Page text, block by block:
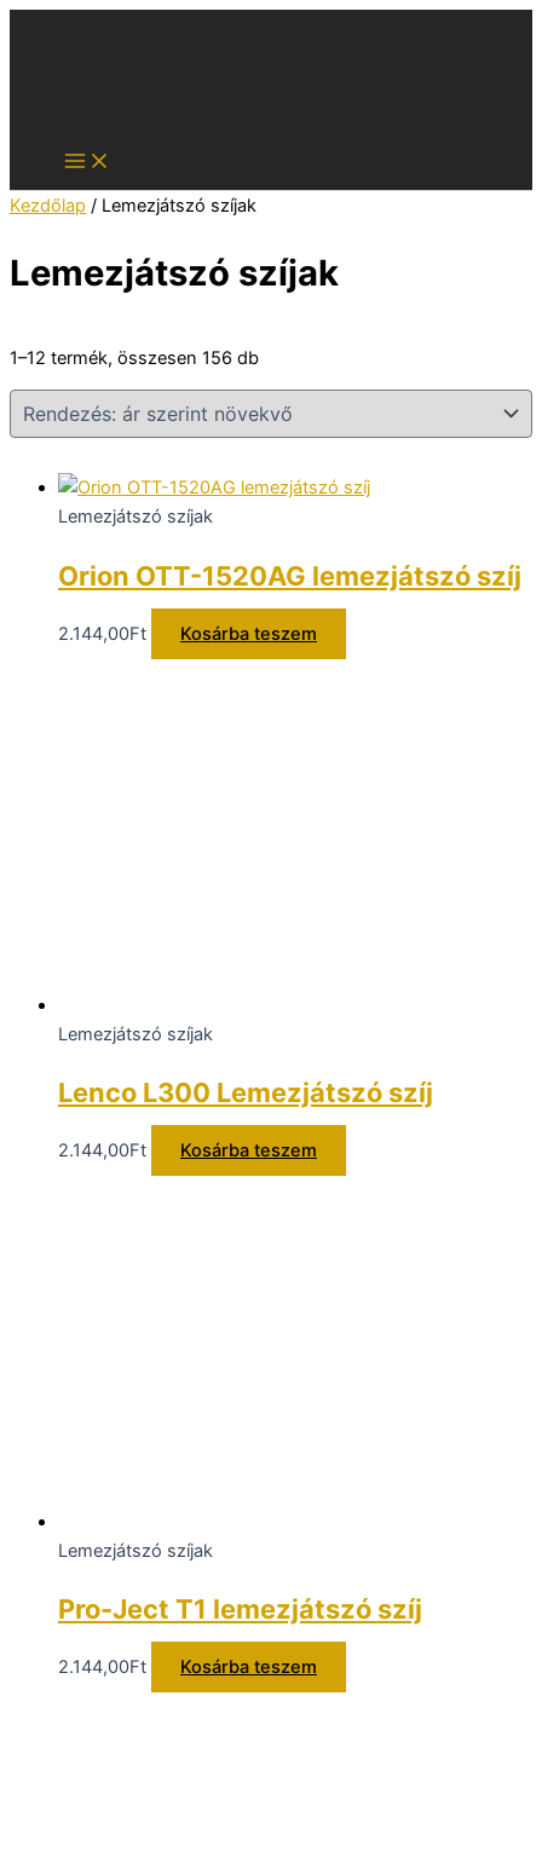
Kezdőlap / Lemezjátszó szíjak
Lemezjátszó szíjak
1–12 termék, összesen 156 dbSorted
by
price:
low
high
Lemezjátszó szíjak
Orion OTT-1520AG lemezjátszó szíj
2.144,00Ft Kosárba teszem
Lemezjátszó szíjak
Lenco L300 Lemezjátszó szíj
2.144,00Ft Kosárba teszem
Lemezjátszó szíjak
Pro-Ject T1 lemezjátszó szíj
2.144,00Ft Kosárba teszem